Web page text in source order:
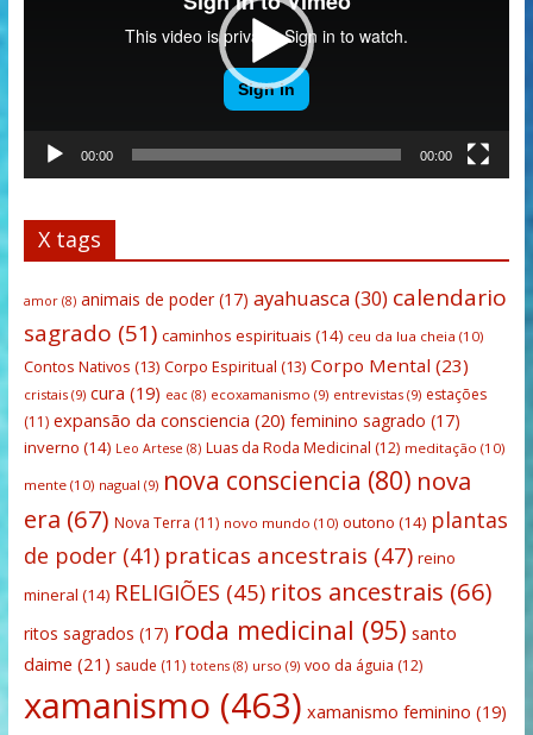
00:00 00:00
X tags
amor(8) animais de poder(17) ayahuasca(30) calendario
sagrado (51) caminhos espirituais (14) ceu da lua cheia (10)
Contos Nativos (13) Corpo Espiritual (13) Corpo Mental (23)
cristais(9) cura (19) eac(8) ecoxamanismo (9) entrevistas(9) estações
(11) expansão da consciencia (20) feminino sagrado (17)
inverno (14) Leo Artese (8) Luas da Roda Medicinal (12) meditação (10)
mente(10) nagual (9) nova consciencia (80) nova
era (67) Nova Terra (11) novo mundo (10) outono (14) plantas
de poder(41) praticas ancestrais (47) reino
mineral (14) RELIGIÕES (45) ritos ancestrais (66)
ritos sagrados (17) roda medicinal (95) santo
daime (21) saude (11) totens(8) urso (9) voo da águia (12)
xamanismo (463) xamanismo feminino (19)